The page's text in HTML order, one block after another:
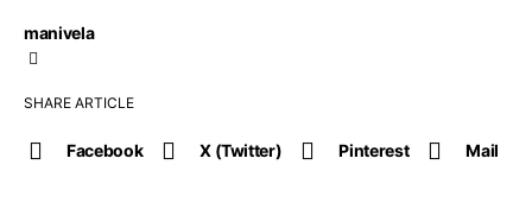
manivela
SHARE ARTICLE
Facebook X (Twitter) Pinterest Mail